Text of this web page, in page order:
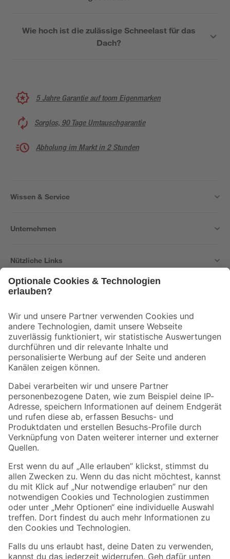
Wie hoch ist die zulässige Schneelast für das
Dach?
5 Jahre Garantie auf toom Eigenmarken
Sorglos, 90 Tage Umtauschgarantie
Abholung im Markt in 2 Stunden
Wissen & Service
Unternehmen
Nützliche Links
Der toom Newsletter: Keine Angebote und Aktionen mehr verpassen!
Zur Newsletter Anmeldung
Folge uns
Zahlungsarten Versandarten
Sicher einkaufen
Jetzt die toom-App herunterladen